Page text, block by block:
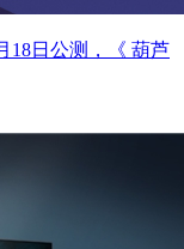
18日公测，《 葫芦